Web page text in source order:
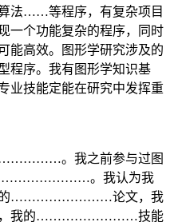
法……等程序，有复杂项目
一个功能复杂的程序，同时
能高效。图形学研究涉及的
程序。我有图形学知识基
业技能定能在研究中发挥重
。我之前参与过图
。我认为我
您的……………………论文，我
我的……………………技能